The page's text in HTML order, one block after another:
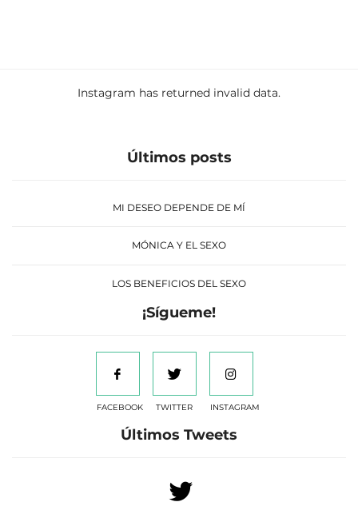
Instagram has returned invalid data.
Últimos posts
MI DESEO DEPENDE DE MÍ
MÓNICA Y EL SEXO
LOS BENEFICIOS DEL SEXO
¡Sígueme!
FACEBOOK TWITTER INSTAGRAM
Últimos Tweets